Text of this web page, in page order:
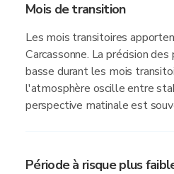
Mois de transition
Les mois transitoires
Carcassonne. La précision
basse durant les mois
l'atmosphère oscille entre
perspective matinale est
Période à risque plus